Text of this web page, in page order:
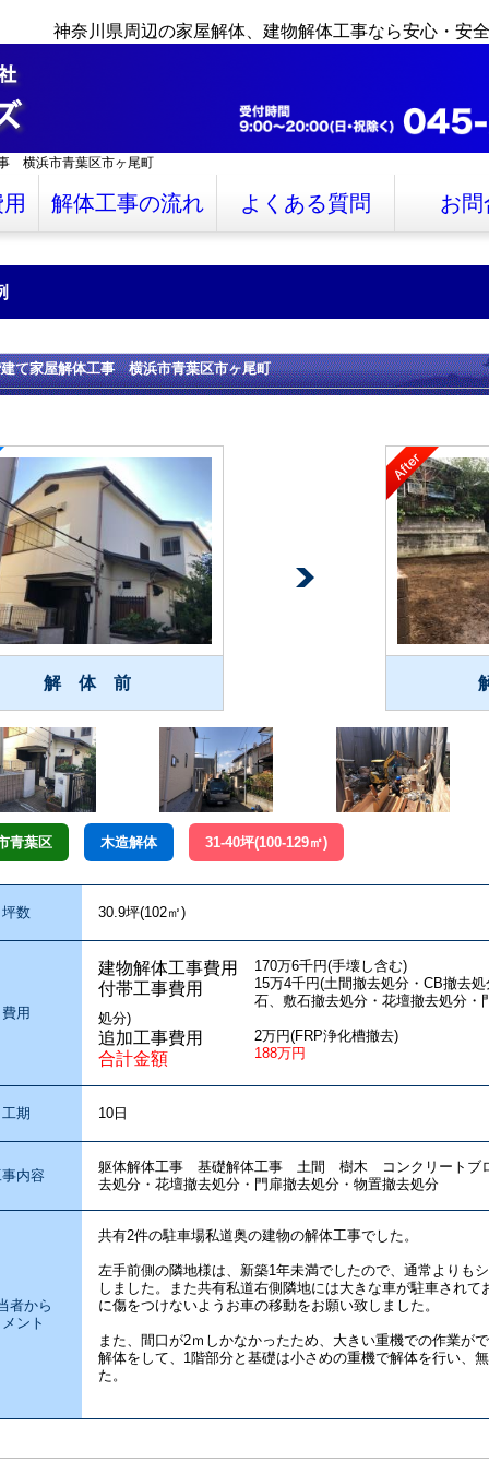
神奈川県周辺の家屋解体、建物解体工事なら安心・安
横浜市青葉区市ヶ尾町
解体工事の流れ よくある質問 お問
て家屋解体工事 横浜市青葉区市ヶ尾町
解 体 前
青葉区 木造解体 31-40坪(100-129㎡)
坪数 30.9坪(102㎡)
費用
建物解体工事費用 170万6千円(手壊し含む)
付帯工事費用
15万4千円(土間撤去処分・CB撤去
石、敷石撤去処分・花壇撤去処分・
処分)
追加工事費用 2万円(FRP浄化槽撤去)
合計金額 188万円
工期 10日
内容
躯体解体工事 基礎解体工事 土間 樹木 コンクリート
去処分・花壇撤去処分・門扉撤去処分・物置撤去処分
者から
ント
共有2件の駐車場私道奥の建物の解体工事でした。
左手前側の隣地様は、新築1年未満でしたので、通常よりも
しました。また共有私道右側隣地には大きな車が駐車されて
に傷をつけないようお車の移動をお願い致しました。
また、間口が2ｍしかなかったため、大きい重機での作業が
解体をして、1階部分と基礎は小さめの重機で解体を行い、
た。